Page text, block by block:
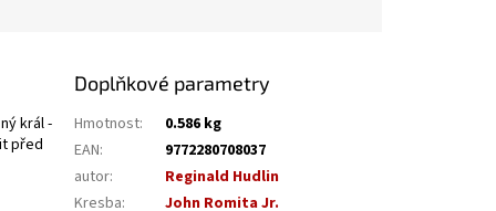
král -
před
Doplňkové parametry
Hmotnost:
0.586 kg
EAN:
9772280708037
autor:
Reginald Hudlin
Kresba: John Romita Jr.